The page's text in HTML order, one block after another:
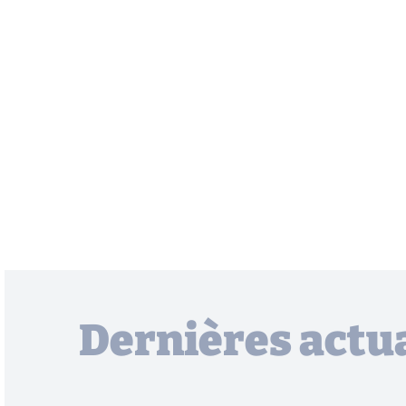
Dernières